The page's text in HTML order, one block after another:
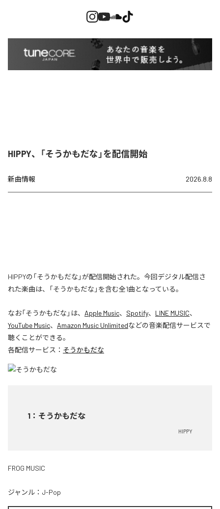
HIPPY、「そうかもだな」を配信開始
新曲情報 2026.8.8
HIPPYの「そうかもだな」が配信開始された。今回デジタル配信さ
れた楽曲は、「そうかもだな」を含む全1曲となっている。
なお「そうかもだな 」は、 Apple Music、 Spotify、 LINE MUSIC、
YouTube Music、 Amazon Music Unlimitedなどの音楽配信サービスで
聴くことができる。
各配信サービス： そうかもだな
1 ： そうかもだな
HIPPY
FROG MUSIC
ジャンル： J-Pop